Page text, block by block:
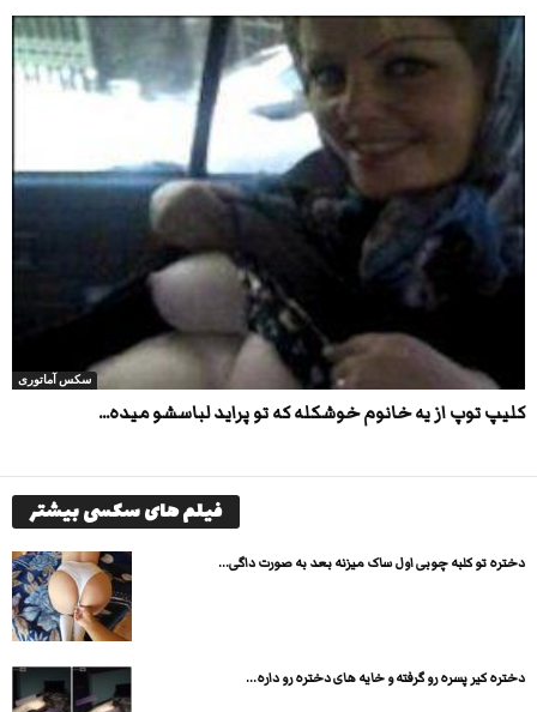
سکس آماتوری
کلیپ توپ از یه خانوم خوشکله که تو پراید لباسشو میده...
فیلم های سکسی بیشتر
دختره تو کلبه چوبی اول ساک میزنه بعد به صورت داگی...
دختره کیر پسره رو گرفته و خایه های دختره رو داره...